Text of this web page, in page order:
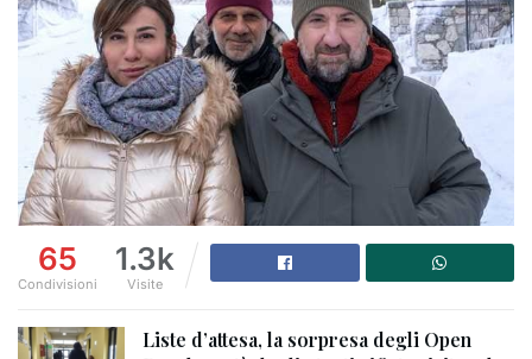
65
Condivisioni
1.3k
Visite
Liste d’attesa, la sorpresa degli Open